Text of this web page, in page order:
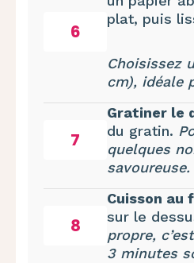
6
plat, puis
Choisissez
cm), idéale
7
Gratiner le
du gratin.
quelques
savoureuse.
8
Cuisson au
sur le
propre,
3 minutes